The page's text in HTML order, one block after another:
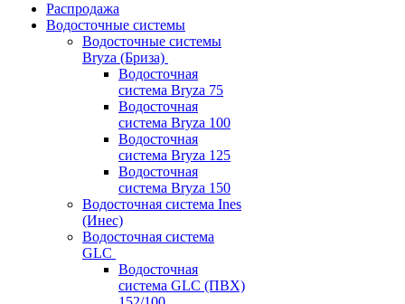
Распродажа
Водосточные системы
Водосточные системы
Bryza (Бриза)
Водосточная
система Bryza 75
Водосточная
система Bryza 100
Водосточная
система Bryza 125
Водосточная
система Bryza 150
Водосточная система Ines
(Инес)
Водосточная система
GLC
Водосточная
система GLC (ПВХ)